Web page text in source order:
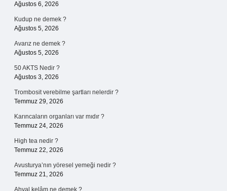
Ağustos 6, 2026
Kudup ne demek ?
Ağustos 5, 2026
Avarız ne demek ?
Ağustos 5, 2026
50 AKTS Nedir ?
Ağustos 3, 2026
Trombosit verebilme şartları nelerdir ?
Temmuz 29, 2026
Karıncaların organları var mıdır ?
Temmuz 24, 2026
High tea nedir ?
Temmuz 22, 2026
Avusturya’nın yöresel yemeği nedir ?
Temmuz 21, 2026
Ahval kelâm ne demek ?